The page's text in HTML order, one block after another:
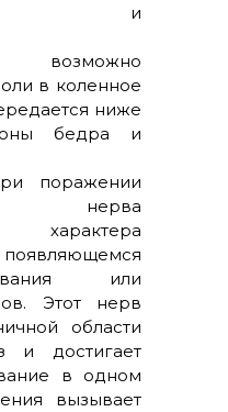
и
возможно
в коленное
ниже
бедра и
поражении
нерва
характера
или
Этот нерв
области
и достигает
в одном
вызывает